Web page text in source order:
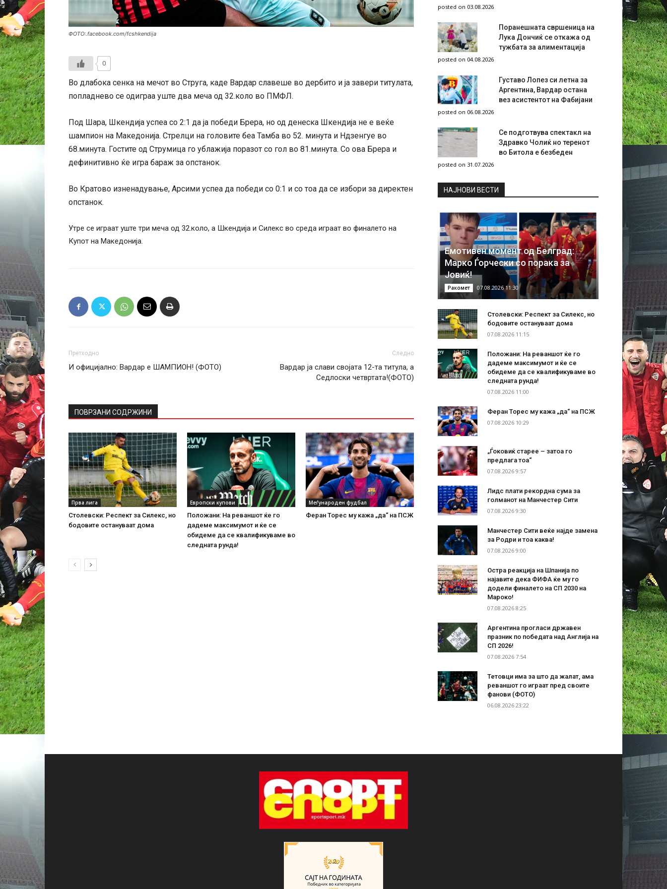
ФОТО:.facebook.com/fcshkendija
0
Во длабока сенка на мечот во Струга, каде Вардар славеше во дербито и ја завери титулата,
попладнево се одиграа уште два меча од 32.коло во ПМФЛ.
Под Шара, Шкендија успеа со 2:1 да ја победи Брера, но од денеска Шкендија не е веќе
шампион на Македонија. Стрелци на головите беа Тамба во 52. минута и Ндзенгуе во
68.минута. Гостите од Струмица го ублажија поразот со гол во 81.минута. Со ова Брера и
дефинитивно ќе игра бараж за опстанок.
Во Кратово изненадување, Арсими успеа да победи со 0:1 и со тоа да се избори за директен
опстанок.
Утре се играат уште три меча од 32.коло, а Шкендија и Силекс во среда играат во финалето на
Купот на Македонија.
Претходно
И официјално: Вардар е ШАМПИОН! (ФОТО)
Следно
Вардар ја слави својата 12-та титула, а
Седлоски четвртата!(ФОТО)
ПОВРЗАНИ СОДРЖИНИ
Прва лига
Столевски: Респект за Силекс, но
бодовите остануваат дома
Европски купови
Положани: На реваншот ќе го
дадеме максимумот и ќе се
обидеме да се квалификуваме во
следната рунда!
Меѓународен фудбал
Феран Торес му кажа „да“ на ПСЖ
posted on 03.08.2026
Поранешната свршеница на
Лука Дончиќ се откажа од
тужбата за алиментација
posted on 04.08.2026
Густаво Лопез си летна за
Аргентина, Вардар остана
вез асистентот на Фабијани
posted on 06.08.2026
Се подготвува спектакл на
Здравко Чолиќ но теренот
во Битола е безбеден
posted on 31.07.2026
НAЈНОВИ ВЕСТИ
Емотивен момент од Белград:
Марко Ѓорчески со порака за
Јовиќ!
Ракомет 07.08.2026 11:30
Столевски: Респект за Силекс, но
бодовите остануваат дома
07.08.2026 11:15
Положани: На реваншот ќе го
дадеме максимумот и ќе се
обидеме да се квалификуваме во
следната рунда!
07.08.2026 11:00
Феран Торес му кажа „да“ на ПСЖ
07.08.2026 10:29
„Ѓоковиќ старее – затоа го
предлага тоа“
07.08.2026 9:57
Лидс плати рекордна сума за
голманот на Манчестер Сити
07.08.2026 9:30
Манчестер Сити веќе најде замена
за Родри и тоа каква!
07.08.2026 9:00
Остра реакција на Шпанија по
најавите дека ФИФА ќе му го
додели финалето на СП 2030 на
Мароко!
07.08.2026 8:25
Аргентина прогласи државен
празник по победата над Англија на
СП 2026!
07.08.2026 7:54
Тетовци има за што да жалат, ама
реваншот го играат пред своите
фанови (ФОТО)
06.08.2026 23:22